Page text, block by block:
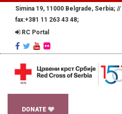
Simina 19, 11000 Belgrade, Serbia; //
fax:+381 11 263 43 48;
RC Portal
DONATE